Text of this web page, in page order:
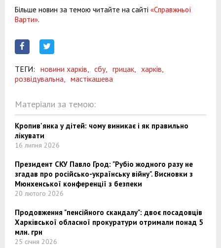
Більше новин за темою читайте на сайті «Справжньої
Варти».
ТЕГИ: новини харків, сбу, грицак,
харків,
розвідувальна,
мастікашева
Матеріали за темою:
Кропив'янка у дітей: чому виникає і як правильно
лікувати
16 липня 2026
Президент СКУ Павло Грод: "Рубіо жодного разу не
згадав про російсько-українську війну". Висновки з
Мюнхенської конференції з безпеки
20 лютого 2026
Продовження "пенсійного скандалу": двоє посадовців
Харківської обласної прокуратури отримали понад 5
млн. грн
25 січня 2026